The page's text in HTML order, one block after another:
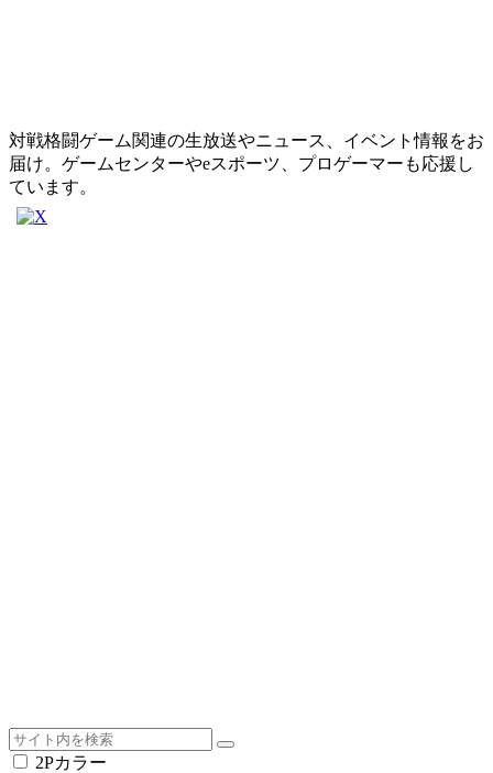
対戦格闘ゲーム関連の生放送やニュース、イベント情報をお
届け。ゲームセンターやeスポーツ、プロゲーマーも応援し
ています。
2Pカラー